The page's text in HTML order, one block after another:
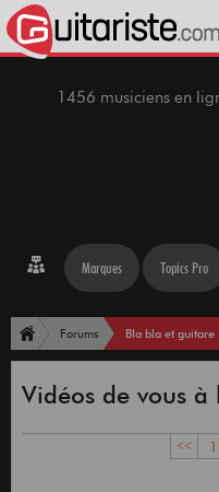
1456 musiciens en
Marques Topics Pro
Forums Bla bla et guitare
Vidéos de vous
<< 1